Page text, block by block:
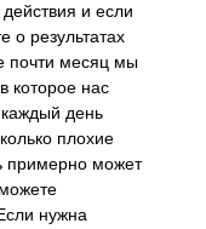
и если
о результатах
почти месяц мы
которое нас
день
плохие
примерно может
нужна